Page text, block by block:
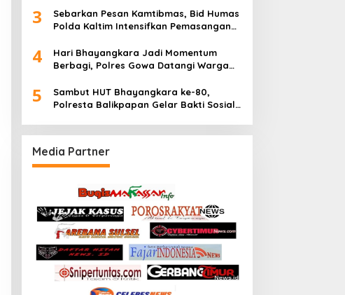
3
Sebarkan Pesan Kamtibmas, Bid Humas
Polda Kaltim Intensifkan Pemasangan
4
Hari Bhayangkara Jadi Momentum
Berbagi, Polres Gowa Datangi Warga
5
Sambut HUT Bhayangkara ke-80,
Polresta Balikpapan Gelar Bakti Sosial
Media Partner